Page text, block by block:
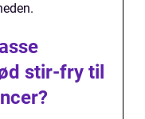
stir-fry til